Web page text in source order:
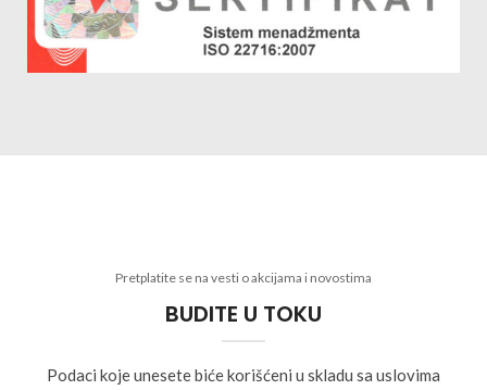
Pretplatite se na vesti o akcijama i novostima
BUDITE U TOKU
Podaci koje unesete biće korišćeni u skladu sa uslovima